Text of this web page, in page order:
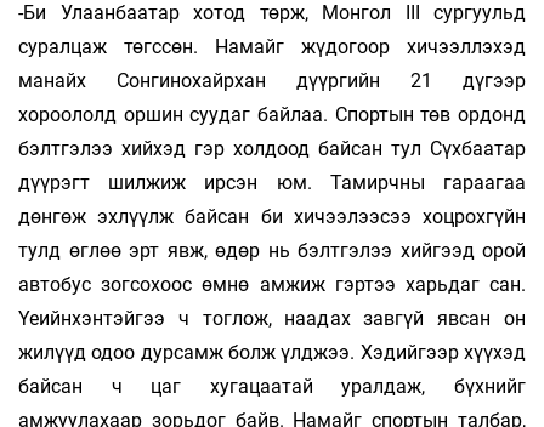
-Би Улаанбаатар хотод төрж, Монгол III сургуульд
суралцаж төгссөн. Намайг жүдогоор хичээллэхэд
манайх Сонгинохайрхан дүүргийн 21 дүгээр
хороололд оршин суудаг байлаа. Спортын төв ордонд
бэлтгэлээ хийхэд гэр холдоод байсан тул Сүхбаатар
дүүрэгт шилжиж ирсэн юм. Тамирчны гараагаа
дөнгөж эхлүүлж байсан би хичээлээсээ хоцрохгүйн
тулд өглөө эрт явж, өдөр нь бэлтгэлээ хийгээд орой
автобус зогсохоос өмнө амжиж гэртээ харьдаг сан.
Үеийнхэнтэйгээ ч тоглож, наадах завгүй явсан он
жилүүд одоо дурсамж болж үлджээ. Хэдийгээр хүүхэд
байсан ч цаг хугацаатай уралдаж, бүхнийг
амжуулахаар зорьдог байв. Намайг спортын талбар,